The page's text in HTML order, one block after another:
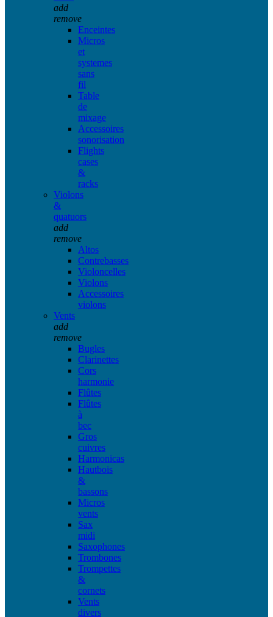
add
remove
Enceintes
Micros
et
systemes
sans
fil
Table
de
mixage
Accessoires
sonorisation
Flights
cases
&
racks
Violons
&
quatuors
add
remove
Altos
Contrebasses
Violoncelles
Violons
Accessoires
violons
Vents
add
remove
Bugles
Clarinettes
Cors
harmonie
Flûtes
Flûtes
à
bec
Gros
cuivres
Harmonicas
Hautbois
&
bassons
Micros
vents
Sax
midi
Saxophones
Trombones
Trompettes
&
cornets
Vents
divers